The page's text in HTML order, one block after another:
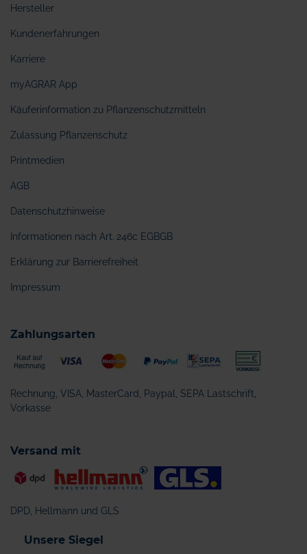
Hersteller
Kundenerfahrungen
Karriere
myAGRAR App
Käuferinformation zu Pflanzenschutzmitteln
Zulassung Pflanzenschutz
Printmedien
AGB
Datenschutzhinweise
Informationen nach Art. 246c EGBGB
Erklärung zur Barrierefreiheit
Impressum
Zahlungsarten
Rechnung, VISA, MasterCard, Paypal, SEPA Lastschrift,
Vorkasse
Versand mit
DPD, Hellmann und GLS
Unsere Siegel